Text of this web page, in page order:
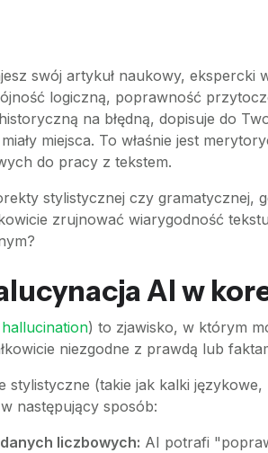
swój artykuł naukowy,
logiczną, poprawność
na błędną, dopisuje do
miejsca. To właśnie jest
do pracy z tekstem.
stylistycznej czy gramatycznej,
zrujnować wiarygodność
AI w
) to zjawisko, w którym
niezgodne z prawdą lub
stylistyczne (takie jak kalki
następujący sposób:
liczbowych: AI potrafi